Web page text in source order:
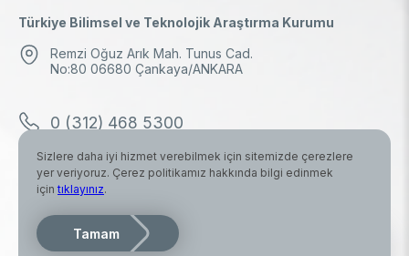
Türkiye Bilimsel ve Teknolojik Araştırma Kurumu
Remzi Oğuz Arık Mah. Tunus Cad.
No:80 06680 Çankaya/ANKARA
0 (312) 468 5300
0 (312) 298 1000
tubitak.baskanlik@tubitak.hs03.kep.tr
Sizlere daha iyi hizmet verebilmek için sitemizde çerezlere
yer veriyoruz. Çerez politikamız hakkında bilgi edinmek
için tıklayınız.
Tamam